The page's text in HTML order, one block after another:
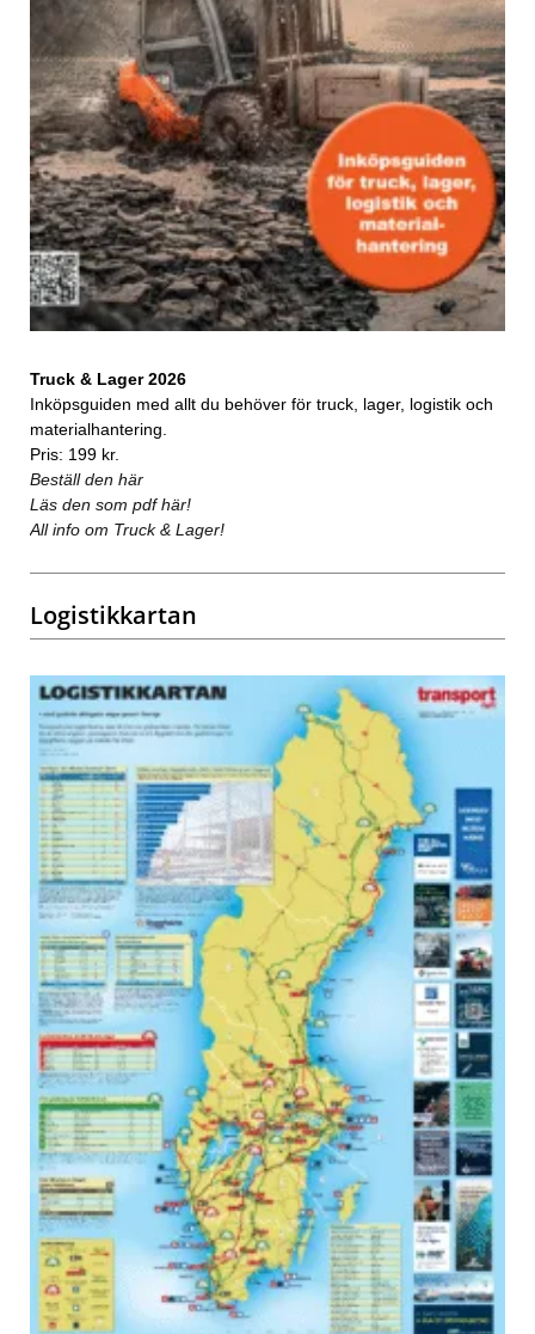
Truck & Lager 2026
Inköpsguiden med allt du behöver för truck, lager, logistik och
materialhantering.
Pris: 199 kr.
Beställ den här
Läs den som pdf här!
All info om Truck & Lager!
Logistikkartan